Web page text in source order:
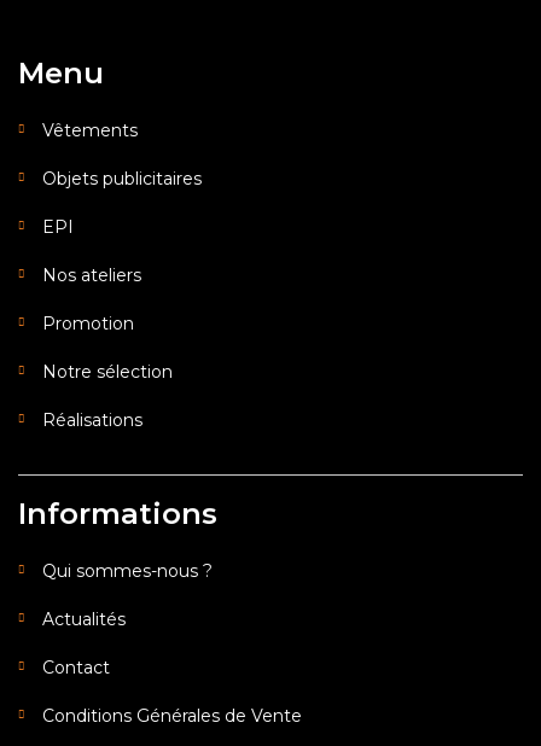
Menu
Vêtements
Objets publicitaires
EPI
Nos ateliers
Promotion
Notre sélection
Réalisations
Informations
Qui sommes-nous ?
Actualités
Contact
Conditions Générales de Vente